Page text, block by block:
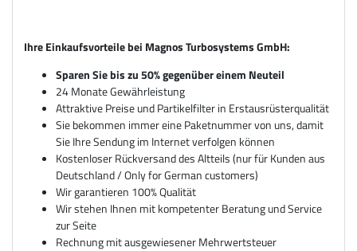
Ihre Einkaufsvorteile bei Magnos Turbosystems GmbH:
Sparen Sie bis zu 50% gegenüber einem Neuteil
24 Monate Gewährleistung
Attraktive Preise und Partikelfilter in Erstausrüsterqualität
Sie bekommen immer eine Paketnummer von uns, damit
Sie Ihre Sendung im Internet verfolgen können
Kostenloser Rückversand des Altteils (nur für Kunden aus
Deutschland / Only for German customers)
Wir garantieren 100% Qualität
Wir stehen Ihnen mit kompetenter Beratung und Service
zur Seite
Rechnung mit ausgewiesener Mehrwertsteuer